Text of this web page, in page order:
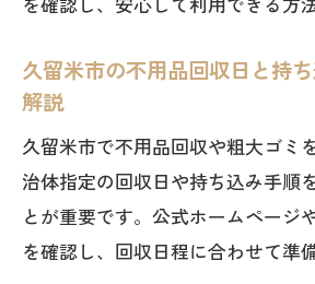
久留米市の不用品回収日と持
解説
久留米市で不用品回収や粗大ゴミ
治体指定の回収日や持ち込み手順
とが重要です。公式ホームページ
を確認し、回収日程に合わせて準